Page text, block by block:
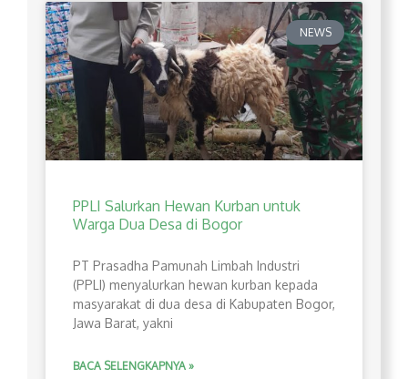
NEWS
PPLI Salurkan Hewan Kurban untuk
Warga Dua Desa di Bogor
PT Prasadha Pamunah Limbah Industri
(PPLI) menyalurkan hewan kurban kepada
masyarakat di dua desa di Kabupaten Bogor,
Jawa Barat, yakni
BACA SELENGKAPNYA »